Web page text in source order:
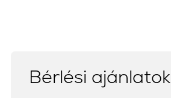
Bérlési ajánlatok